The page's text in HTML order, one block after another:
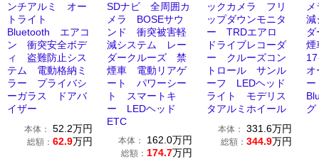
ンチアルミ オー
トライト
Bluetooth エアコ
ン 衝突安全ボデ
ィ 盗難防止シス
テム 電動格納ミ
ラー プライバシ
ーガラス ドアバ
イザー
本体： 52.2万円
総額： 62.9万円
SDナビ 全周囲カ
メラ BOSEサウ
ンド 衝突被害軽
減システム レー
ダークルーズ 禁
煙車 電動リアゲ
ート パワーシー
ト スマートキ
ー LEDヘッド
ETC
本体： 162.0万円
総額： 174.7万円
ックカメラ フリ
ップダウンモニタ
ー TRDエアロ
ドライブレコーダ
ー クルーズコン
トロール サンル
ーフ LEDヘッド
ライト モデリス
タアルミホイール
本体： 331.6万円
総額： 344.9万円
減